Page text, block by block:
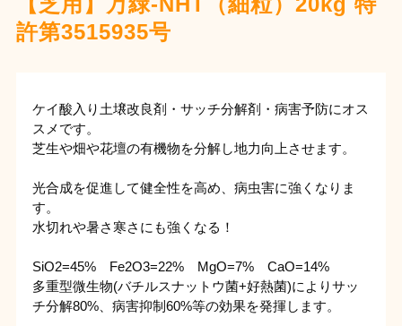
許第3515935号
ケイ酸入り土壌改良剤・サッチ分解剤・病害予防にオス
スメです。
芝生や畑や花壇の有機物を分解し地力向上させます。
光合成を促進して健全性を高め、病虫害に強くなりま
す。
水切れや暑さ寒さにも強くなる！
SiO2=45% Fe2O3=22% MgO=7% CaO=14%
多重型微生物(バチルスナットウ菌+好熱菌)によりサッ
チ分解80%、病害抑制60%等の効果を発揮します。